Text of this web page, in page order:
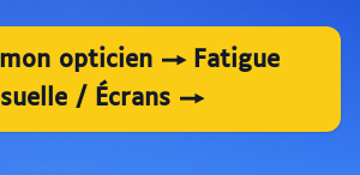
mon opticien → Fatigue
/ Écrans →